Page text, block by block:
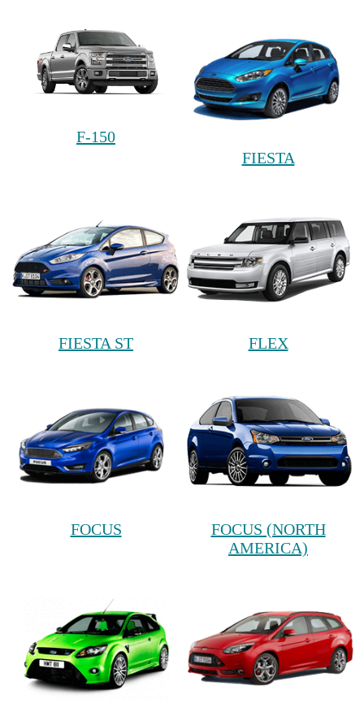
F-150
FIESTA
FIESTA ST FLEX
FOCUS
FOCUS (NORTH
AMERICA)